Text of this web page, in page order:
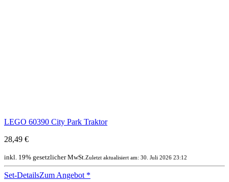
LEGO 60390 City Park Traktor
28,49 €
inkl. 19% gesetzlicher MwSt. Zuletzt aktualisiert am: 30. Juli 2026 23:12
Set-DetailsZum Angebot *